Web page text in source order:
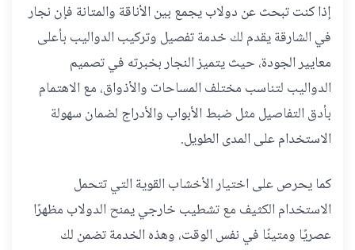
إذا كنت تبحث عن دولاب يجمع بين الأناقة والمتانة فإن نجار
في الشارقة يقدم لك خدمة تفصيل وتركيب الدواليب بأعلى
معايير الجودة، حيث يتميز النجار بخبرته في تصميم
الدواليب لتناسب مختلف المساحات والأذواق، مع الاهتمام
بأدق التفاصيل مثل ضبط الأبواب والأدراج لضمان سهولة
الاستخدام على المدى الطويل.
كما يحرص على اختيار الأخشاب القوية التي تتحمل
الاستخدام الكثيف مع تشطيب خارجي يمنح الدولاب مظهرًا
عصريًا ومتينًا في نفس الوقت، وهذه الخدمة تضمن لك